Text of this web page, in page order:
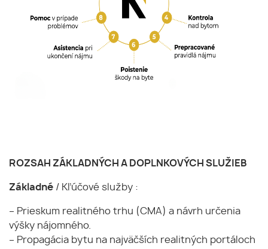
ROZSAH ZÁKLADNÝCH A DOPLNKOVÝCH SLUŽIEB
Základné / Kľúčové služby :
– Prieskum realitného trhu (CMA) a návrh určenia
výšky nájomného.
– Propagácia bytu na najväčších realitných portáloch